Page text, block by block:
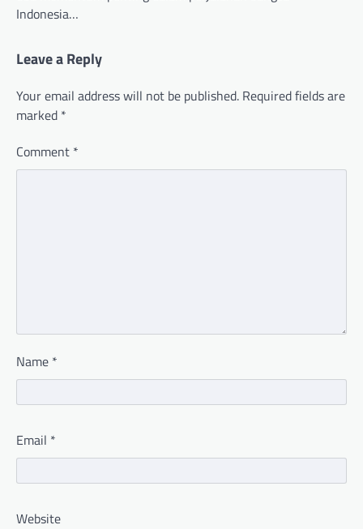
Indonesia…
Leave a Reply
Your email address will not be published. Required fields are
marked *
Comment *
Name *
Email *
Website